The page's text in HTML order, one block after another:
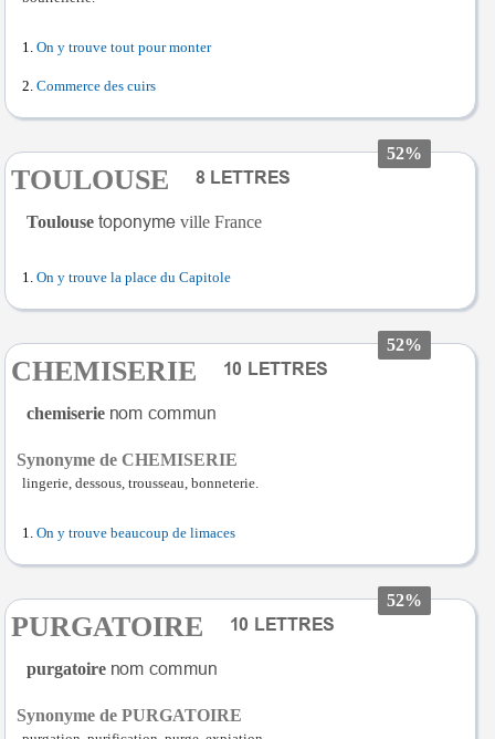
On y trouve tout pour monter
Commerce des cuirs
52%
TOULOUSE
Toulouse ville France
On y trouve la place du Capitole
52%
CHEMISERIE
chemiserie
Synonyme de CHEMISERIE
lingerie, dessous, trousseau, bonneterie.
On y trouve beaucoup de limaces
52%
PURGATOIRE
purgatoire
Synonyme de PURGATOIRE